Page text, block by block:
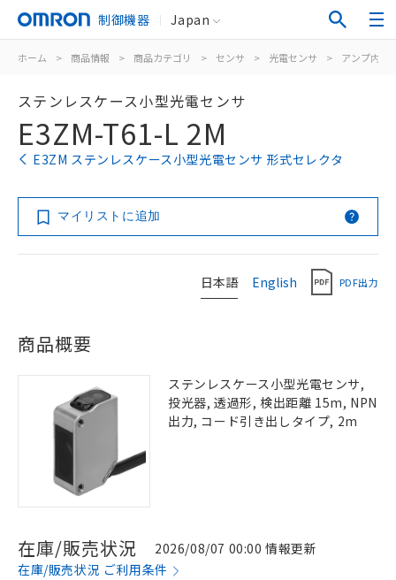
制御機器 Japan
ホーム > 商品情報 > 商品カテゴリ > センサ > 光電センサ > アンプ内蔵
ステンレスケース小型光電センサ
E3ZM-T61-L 2M
E3ZM ステンレスケース小型光電センサ 形式セレクタ
マイリストに追加
日本語 English PDF出力
商品概要
ステンレスケース小型光電センサ,
投光器, 透過形, 検出距離 15m, NPN
出力, コード引き出しタイプ, 2m
在庫/販売状況
2026/08/07 00:00 情報更新
在庫/販売状況 ご利用条件